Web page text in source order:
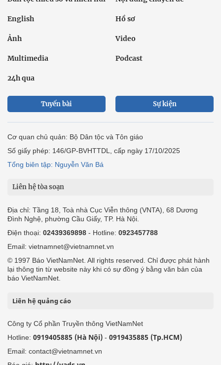
English Hồ sơ
Ảnh Video
Multimedia Podcast
24h qua
Tuyến bài Sự kiện
Cơ quan chủ quản: Bộ Dân tộc và Tôn giáo
Số giấy phép: 146/GP-BVHTTDL, cấp ngày 17/10/2025
Tổng biên tập: Nguyễn Văn Bá
Liên hệ tòa soạn
Địa chỉ: Tầng 18, Toà nhà Cục Viễn thông (VNTA), 68 Dương
Đình Nghệ, phường Cầu Giấy, TP. Hà Nội.
Điện thoại: 02439369898 - Hotline: 0923457788
Email: vietnamnet@vietnamnet.vn
© 1997 Báo VietNamNet. All rights reserved. Chỉ được phát hành
lại thông tin từ website này khi có sự đồng ý bằng văn bản của
báo VietNamNet.
Liên hệ quảng cáo
Công ty Cổ phần Truyền thông VietNamNet
Hotline: 0919405885 (Hà Nội) - 0919435885 (Tp.HCM)
Email: contact@vietnamnet.vn